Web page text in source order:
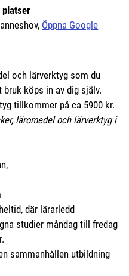
platser
Öppna Google
och lärverktyg som du
bruk köps in av dig själv.
tillkommer på ca 5900 kr.
läromedel och lärverktyg i
där lärarledd
studier måndag till fredag
sammanhållen utbildning